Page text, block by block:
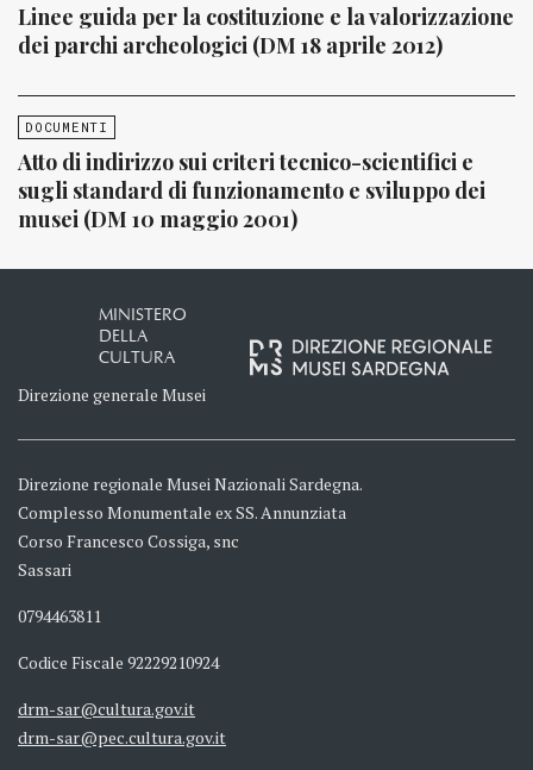
Linee guida per la costituzione e la valorizzazione
dei parchi archeologici (DM 18 aprile 2012)
DOCUMENTI
Atto di indirizzo sui criteri tecnico-scientifici e
sugli standard di funzionamento e sviluppo dei
musei (DM 10 maggio 2001)
MINISTERO
DELLA
CULTURA
Direzione generale Musei
Direzione regionale Musei Nazionali Sardegna.
Complesso Monumentale ex SS. Annunziata
Corso Francesco Cossiga, snc
Sassari
0794463811
Codice Fiscale 92229210924
drm-sar@cultura.gov.it
drm-sar@pec.cultura.gov.it